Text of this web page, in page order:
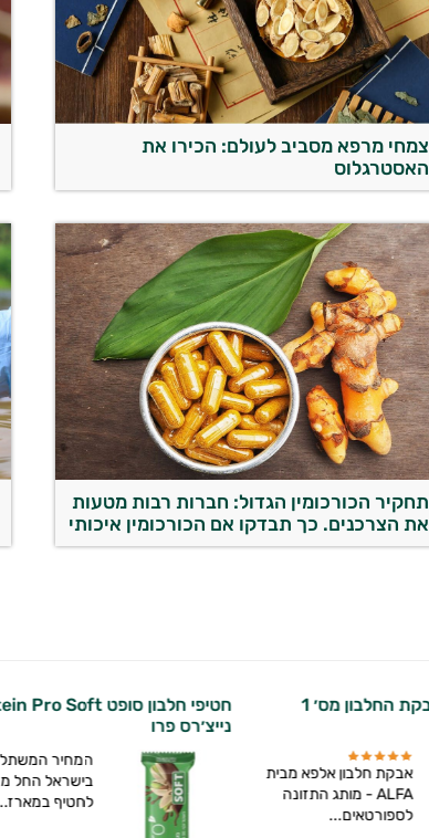
צמחי מרפא מסביב לעולם: הכירו את
האסטרגלוס
תחקיר הכורכומין הגדול: חברות רבות מטעות
את הצרכנים. כך תבדקו אם הכורכומין איכותי
המחיר המשתלם
בישראל החל מ-9.90
לחטיף במארז...
חטיפי חלבון !WIN
המחיר
לחטיף